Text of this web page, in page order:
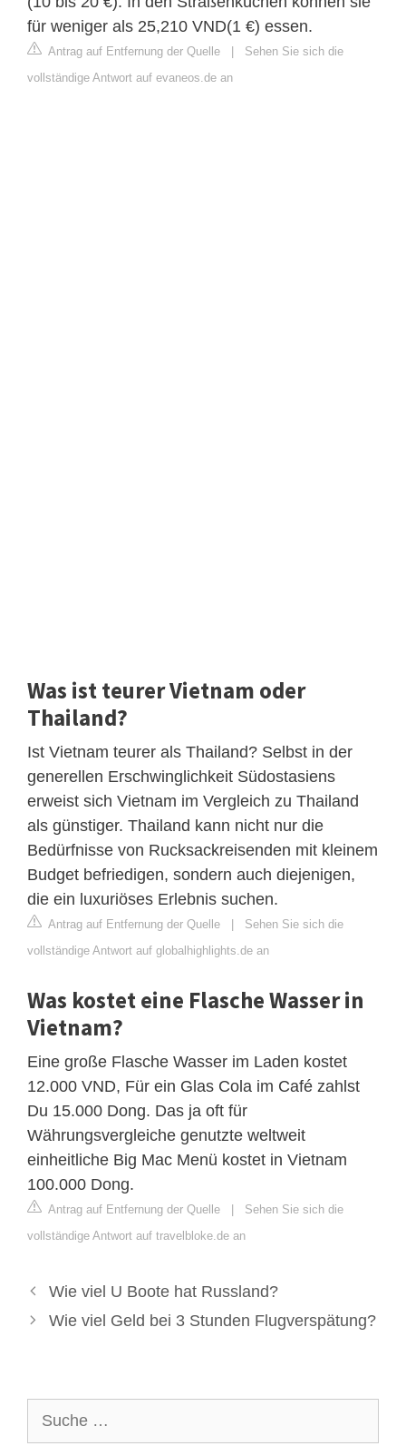
für weniger als 25,210 VND(1 €) essen.
Antrag auf Entfernung der Quelle | Sehen Sie sich die
vollständige Antwort auf evaneos.de an
Was ist teurer Vietnam oder
Thailand?
Ist Vietnam teurer als Thailand? Selbst in der
generellen Erschwinglichkeit Südostasiens
erweist sich Vietnam im Vergleich zu Thailand
als günstiger. Thailand kann nicht nur die
Bedürfnisse von Rucksackreisenden mit kleinem
Budget befriedigen, sondern auch diejenigen,
die ein luxuriöses Erlebnis suchen.
Antrag auf Entfernung der Quelle | Sehen Sie sich die
vollständige Antwort auf globalhighlights.de an
Was kostet eine Flasche Wasser in
Vietnam?
Eine große Flasche Wasser im Laden kostet
12.000 VND, Für ein Glas Cola im Café zahlst
Du 15.000 Dong. Das ja oft für
Währungsvergleiche genutzte weltweit
einheitliche Big Mac Menü kostet in Vietnam
100.000 Dong.
Antrag auf Entfernung der Quelle | Sehen Sie sich die
vollständige Antwort auf travelbloke.de an
Wie viel U Boote hat Russland?
Wie viel Geld bei 3 Stunden Flugverspätung?
nach: